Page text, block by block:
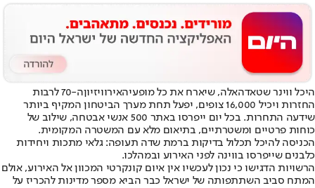
היכל ווינר שטאדהאלה, שיארח את כל מופעיהאירוויזיון
ה-70 לרבות
החזרות ויכיל 16,000 צופים, יפעל תחת מערך הביטחון המקיף ביותר
שידעה התחרות. בכל יום ייפרסו באתר 500 אנשי אבטחה, שילוב של
כוחות פרטיים ומשטרתיים, בתיאום מלא עם המשטרה המקומית.
הכניסה להיכל תכלול בדיקות ברמת שדה תעופה: גלאי מתכות ויחידות
כלבנים שייפרסו בווינה לפני האירוע ובמהלכו.
הרשויות הדגישו כי נכון לעכשיו אין איום קונקרטי המכוון אל האירוע, אולם
המתח סביב השתתפותה של ישראל כבר הביא מספר מדינות להכריז על